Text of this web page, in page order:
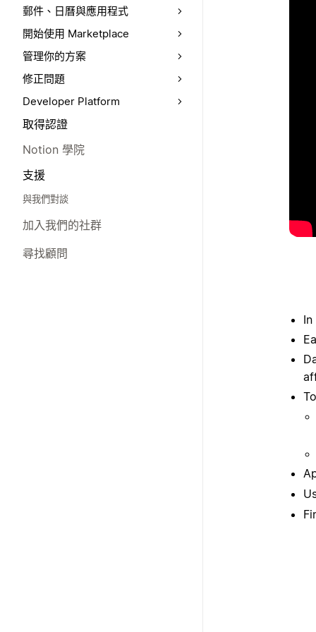
郵件、日曆與應用程式
開始使用 Marketplace
管理你的方案
修正問題
Developer Platform
取得認證
Notion 學院
支援
與我們對談
加入我們的社群
尋找顧問